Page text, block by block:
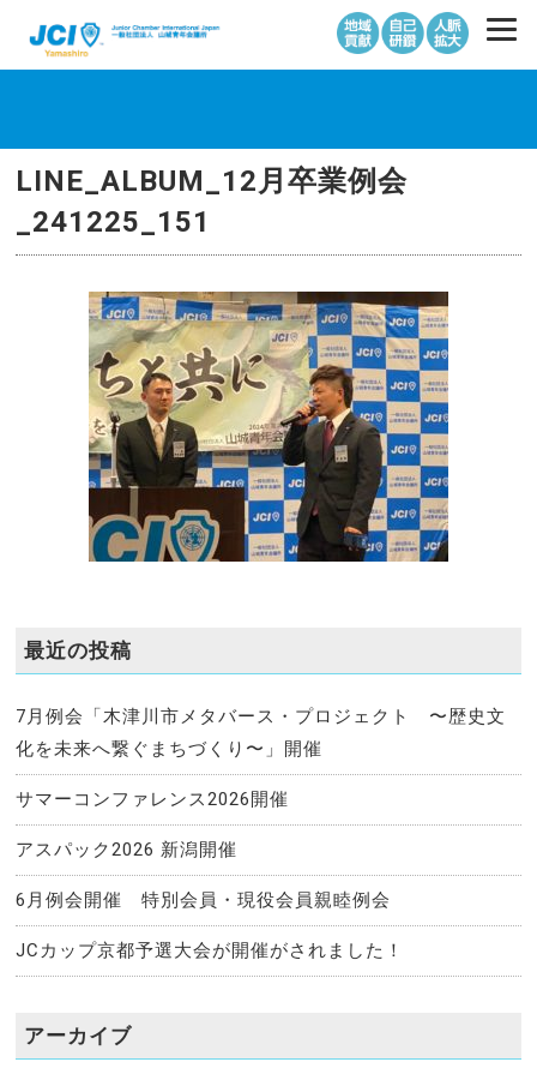
LINE_ALBUM_12月卒業例会
_241225_151
最近の投稿
7月例会「木津川市メタバース・プロジェクト 〜歴史文
化を未来へ繋ぐまちづくり〜」開催
サマーコンファレンス2026開催
アスパック2026 新潟開催
6月例会開催 特別会員・現役会員親睦例会
JCカップ京都予選大会が開催がされました！
アーカイブ